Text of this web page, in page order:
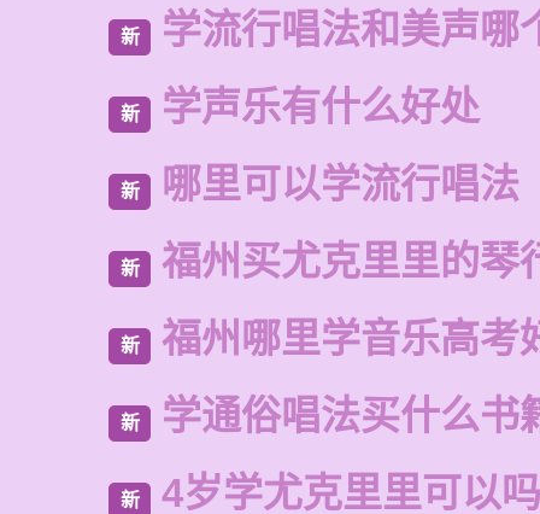
新 学流行唱法和美声哪
新 学声乐有什么好处
新 哪里可以学流行唱法
新 福州买尤克里里的琴
新 福州哪里学音乐高考
新 学通俗唱法买什么书
新 4岁学尤克里里可以吗